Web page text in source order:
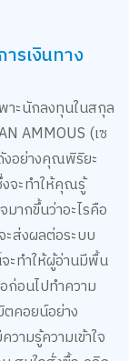
เงินทาง
ะนักลงทุนในสกุล
AMMOUS (เซ
งอย่างคุณพิริยะ
ะทำให้คุณรู้
กขึ้นว่าอะไรคือ
ส่งผลต่อระบบ
ะทำให้ผู้อ่านมีพื้น
อนไปทำความ
ตคอยน์อย่าง
มรู้ความเข้าใจ
สนใจสั่งซื้อคลิก